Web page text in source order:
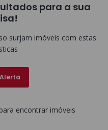
para a sua
surjam imóveis com estas
para encontrar imóveis